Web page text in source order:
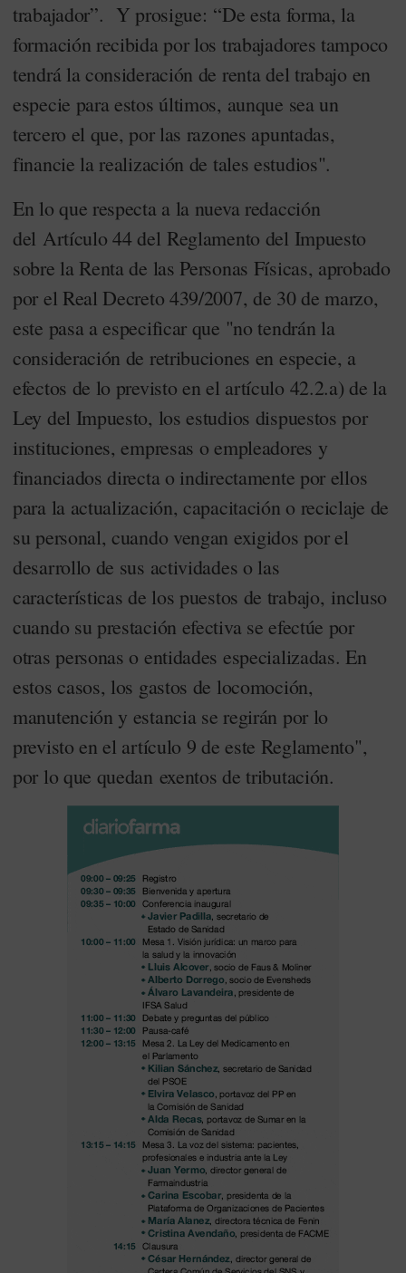
trabajador”. Y prosigue: “De esta forma, la
formación recibida por los trabajadores tampoco
tendrá la consideración de renta del trabajo en
especie para estos últimos, aunque sea un
tercero el que, por las razones apuntadas,
financie la realización de tales estudios".
En lo que respecta a la nueva redacción
del Artículo 44 del Reglamento del Impuesto
sobre la Renta de las Personas Físicas, aprobado
por el Real Decreto 439/2007, de 30 de marzo,
este pasa a especificar que "no tendrán la
consideración de retribuciones en especie, a
efectos de lo previsto en el artículo 42.2.a) de la
Ley del Impuesto, los estudios dispuestos por
instituciones, empresas o empleadores y
financiados directa o indirectamente por ellos
para la actualización, capacitación o reciclaje de
su personal, cuando vengan exigidos por el
desarrollo de sus actividades o las
características de los puestos de trabajo, incluso
cuando su prestación efectiva se efectúe por
otras personas o entidades especializadas. En
estos casos, los gastos de locomoción,
manutención y estancia se regirán por lo
previsto en el artículo 9 de este Reglamento",
por lo que quedan exentos de tributación.